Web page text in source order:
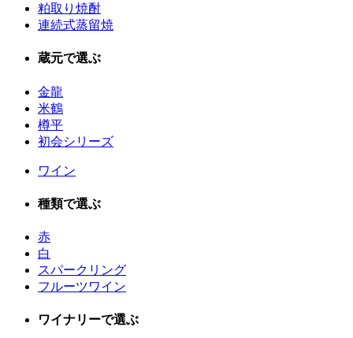
粕取り焼酎
連続式蒸留焼
蔵元で選ぶ
金龍
米鶴
樽平
初会シリーズ
ワイン
種類で選ぶ
赤
白
スパークリング
フルーツワイン
ワイナリーで選ぶ